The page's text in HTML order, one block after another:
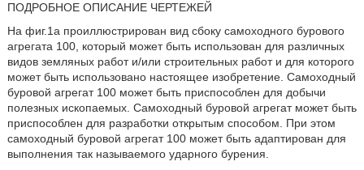
ПОДРОБНОЕ ОПИСАНИЕ ЧЕРТЕЖЕЙ
На фиг.1а проиллюстрирован вид сбоку самоходного бурового
агрегата 100, который может быть использован для различных
видов земляных работ и/или строительных работ и для которого
может быть использовано настоящее изобретение. Самоходный
буровой агрегат 100 может быть приспособлен для добычи
полезных ископаемых. Самоходный буровой агрегат может быть
приспособлен для разработки открытым способом. При этом
самоходный буровой агрегат 100 может быть адаптирован для
выполнения так называемого ударного бурения.